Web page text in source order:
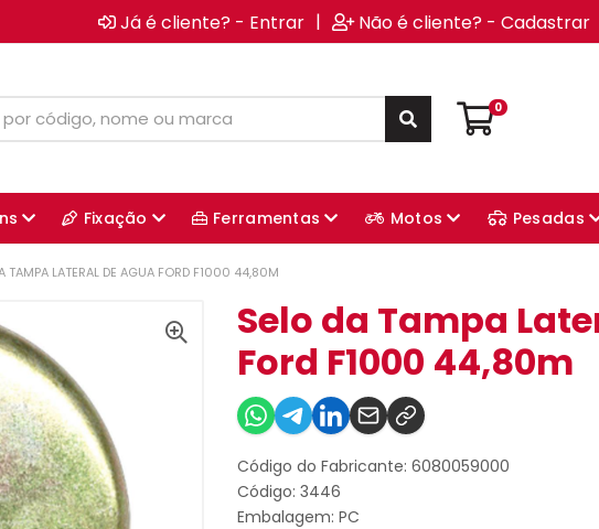
Já é cliente? - Entrar | Não é cliente? - Cadastrar
0
Fixação Ferramentas Motos Pesadas
TAMPA LATERAL DE AGUA FORD F1000 44,80M
Selo da Tampa
Ford F1000 44,80m
Código do Fabricante: 6080059000
Código: 3446
Embalagem: PC